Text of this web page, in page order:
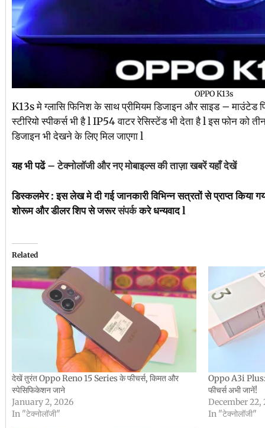
OPPO K13s
K13s मे ग्लासि फिनिश के साथ प्रीमियम डिजाइन और साइड – माउंटेड
स्टीरियो स्पीकर्स भी है l IP54 वाटर रेसिस्टेंड भी देता है l इस फोन को
डिजाइन भी देखने के लिए मिल जाएगा l
यह भी पढें –टेक्नोलॉजी और नए मोबाइल्स की ताज़ा खबरें यहाँ देखें
डिस्कलमेर : इस लेख मे दी गई जानकारी विभिन्न सत्रतों से प्राप्त
शोरूम और डीलर शिप से जरूरसंपर्ककरे धन्यवाद l
Related
देखें तुरंत Oppo Reno 15 Series के फीचर्स, किमत और
स्पेसिफिकेशन जाने
January 2, 2026
In "टेक्नोलॉजी"
Oppo A3i Plus:
फीचर्स अभी जानें!
December 22,
In "टेक्नोलॉजी"